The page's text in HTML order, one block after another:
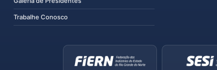
Trabalhe Conosco